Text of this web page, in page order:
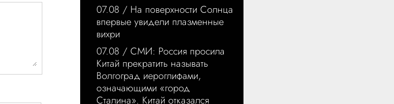
07.08 / На поверхности Солнца
впервые увидели плазменные
вихри
07.08 / СМИ: Россия просила
Китай прекратить называть
Волгоград иероглифами,
означающими «город
Сталина». Китай отказался